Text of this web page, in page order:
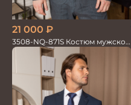
21 000 ₽
3508-NQ-871S Костюм мужской
двойка со льном в елочку